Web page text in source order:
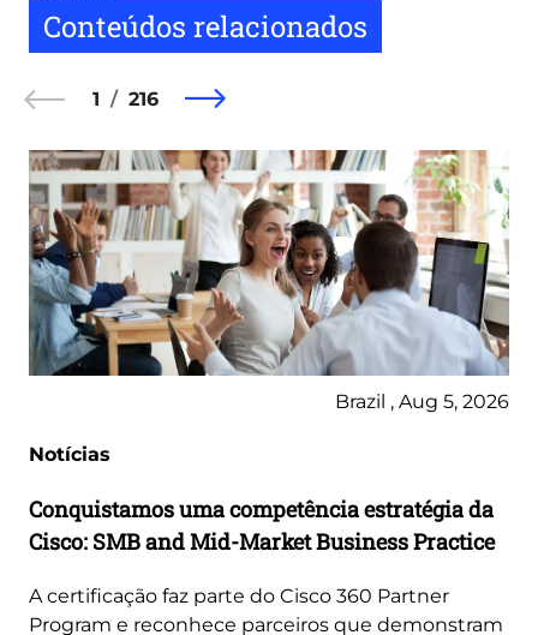
Conteúdos relacionados
1 216
Brazil , Aug 5, 2026
Notícias
Conquistamos uma competência estratégia da
Cisco: SMB and Mid-Market Business Practice
A certificação faz parte do Cisco 360 Partner
Program e reconhece parceiros que demonstram